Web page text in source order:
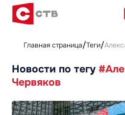
Главная страница Теги
Новости по тегу
Червяков